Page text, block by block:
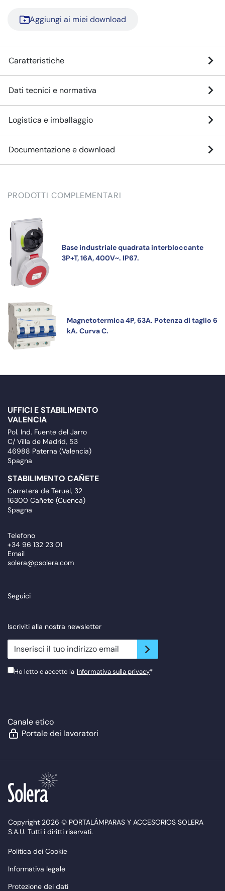
Aggiungi ai miei download
Caratteristiche
Dati tecnici e normativa
Logistica e imballaggio
Documentazione e download
PRODOTTI COMPLEMENTARI
Base industriale quadrata interbloccante
3P+T, 16A, 400V~. IP67.
Magnetotermica 4P, 63A. Potenza di taglio 6
kA. Curva C.
UFFICI E STABILIMENTO
VALENCIA
Pol. Ind. Fuente del Jarro
C/ Villa de Madrid, 53
46988 Paterna (Valencia)
Spagna
STABILIMENTO CAÑETE
Carretera de Teruel, 32
16300 Cañete (Cuenca)
Spagna
Telefono
+34 96 132 23 01
Email
solera@psolera.com
Seguici
Iscriviti alla nostra newsletter
newsletter.suscribe
Ho letto e accetto la Informativa sulla privacy*
Canale etico
Portale dei lavoratori
Copyright 2026 © PORTALÁMPARAS Y ACCESORIOS SOLERA
S.A.U. Tutti i diritti riservati.
Politica dei Cookie
Informativa legale
Protezione dei dati